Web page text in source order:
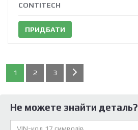
CONTITECH
ПРИДБАТИ
1 2 3
Не можете знайти деталь?